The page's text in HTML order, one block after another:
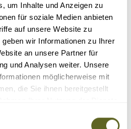
um Inhalte und Anzeigen zu
für soziale Medien anbieten
auf unsere Website zu
wir Informationen zu Ihrer
an unsere Partner für
und Analysen weiter. Unsere
möglicherweise mit
die Sie ihnen bereitgestellt